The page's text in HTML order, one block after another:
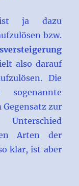
ist ja dazu
bzw.
also darauf
Die
sogenannte
zur
Unterschied
Arten der
klar, ist aber